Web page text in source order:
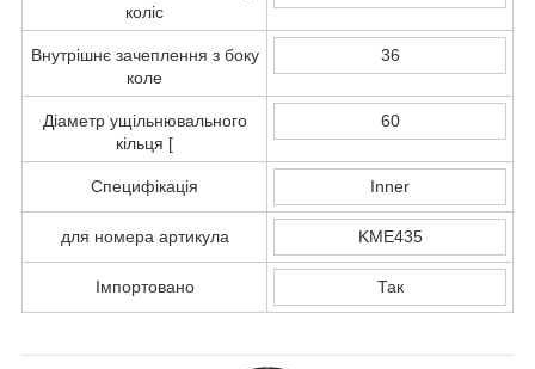
коліс
Внутрішнє зачеплення з боку
коле
36
Діаметр ущільнювального
кільця [
60
Специфікація Inner
для номера артикула KME435
Імпортовано Так